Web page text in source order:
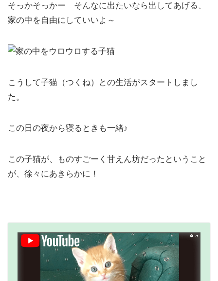
そっかそっかー そんなに出たいなら出してあげる、
家の中を自由にしていいよ～
こうして子猫（つくね）との生活がスタートしまし
た。
この日の夜から寝るときも一緒♪
この子猫が、ものすごーく甘えん坊だったということ
が、徐々にあきらかに！